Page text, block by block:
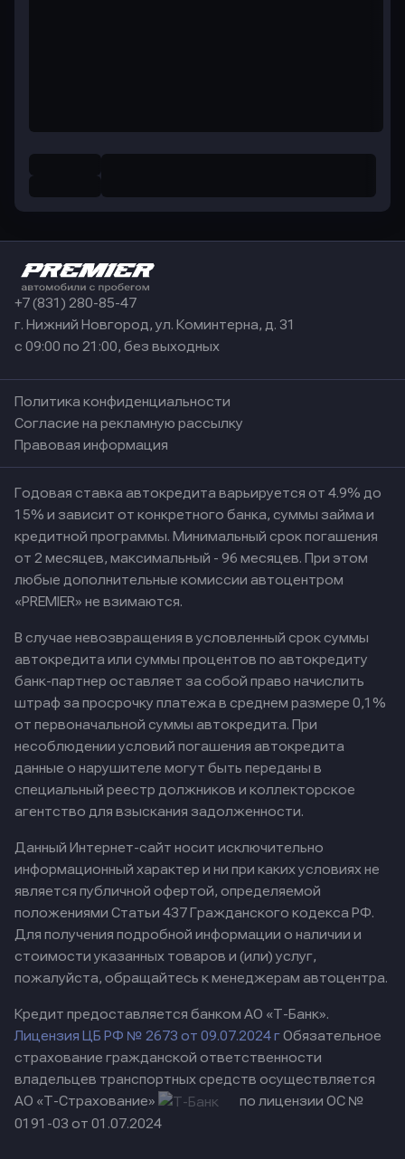
+7 (831) 280-85-47
г. Нижний Новгород, ул. Коминтерна, д. 31
с 09:00 по 21:00, без выходных
Политика конфиденциальности
Согласие на рекламную рассылку
Правовая информация
Годовая ставка автокредита варьируется от 4.9% до
15% и зависит от конкретного банка, суммы займа и
кредитной программы. Минимальный срок погашения
от 2 месяцев, максимальный - 96 месяцев. При этом
любые дополнительные комиссии автоцентром
«PREMIER» не взимаются.
В случае невозвращения в условленный срок суммы
автокредита или суммы процентов по автокредиту
банк-партнер оставляет за собой право начислить
штраф за просрочку платежа в среднем размере 0,1%
от первоначальной суммы автокредита. При
несоблюдении условий погашения автокредита
данные о нарушителе могут быть переданы в
специальный реестр должников и коллекторское
агентство для взыскания задолженности.
Данный Интернет-сайт носит исключительно
информационный характер и ни при каких условиях не
является публичной офертой, определяемой
положениями Статьи 437 Гражданского кодекса РФ.
Для получения подробной информации о наличии и
стоимости указанных товаров и (или) услуг,
пожалуйста, обращайтесь к менеджерам автоцентра.
Кредит предоставляется банком АО «Т-Банк».
Лицензия ЦБ РФ № 2673 от 09.07.2024 гОбязательное
страхование гражданской ответственности
владельцев транспортных средств осуществляется
АО «Т-Страхование»
по лицензии ОС №
0191-03 от 01.07.2024